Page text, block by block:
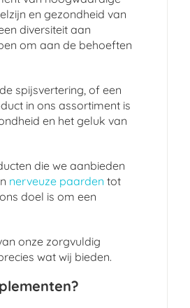
en gezondheid van
diversiteit aan
om aan de behoeften
spijsvertering, of een
in ons assortiment is
en het geluk van
die we aanbieden
nerveuze paarden tot
doel is om een
onze zorgvuldig
wat wij bieden.